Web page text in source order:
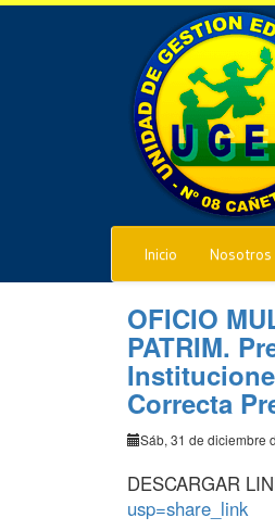
Inicio Nosotros
OFICIO
PATRIM.
Correcta
Sáb, 31 de diciembre
DESCARGAR
usp=share_link